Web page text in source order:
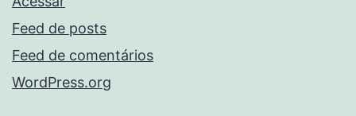
Feed de posts
Feed de comentários
WordPress.org